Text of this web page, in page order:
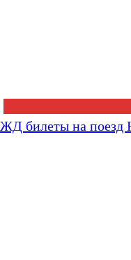
ЖД билеты на поезд